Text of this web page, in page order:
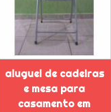
aluguel de cadeiras
e mesa para
casamento em